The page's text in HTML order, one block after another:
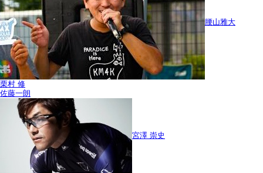
腰山雅大
栗村 修
佐藤一朗
宮澤 崇史